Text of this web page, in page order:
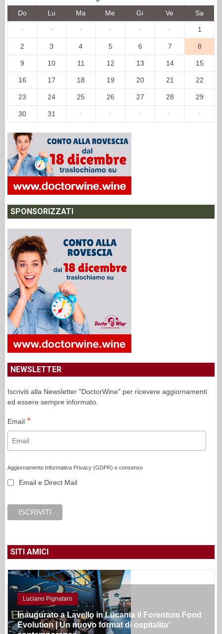
Do Lu Ma Me Gi Ve Sa
· · · · · · 1
2 3 4 5 6 7 8
9 10 11 12 13 14 15
16 17 18 19 20 21 22
23 24 25 26 27 28 29
30 31 · · · · ·
SPONSORIZZATI
NEWSLETTER
Iscriviti alla Newsletter "DoctorWine" per ricevere aggiornamenti
ed essere sempre informato.
Email *
Aggiornamento Informativa Privacy (GDPR) e consenso
Email e Direct Mail
SITI AMICI
Luciano Pignataro
Inaugurato a Lavello in Lucania il Forentum Food
Evolution | Un nuovo format di ospitalita’